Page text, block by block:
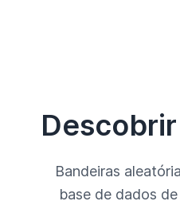
Bandeiras
base de dados